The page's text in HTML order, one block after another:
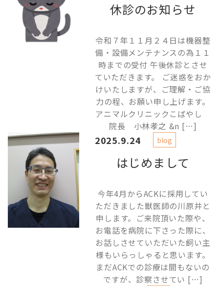
休診のお知らせ
令和７年１１月２４日は機器整
備・設備メンテナンスの為１１
時までの受付 午後休診とさせ
ていただきます。 ご迷惑をおか
けいたしますが、ご理解・ご協
力の程、お願い申し上げます。
アニマルクリニックこばやし
院長 小林孝之 &n […]
はじめまして
2025.9.24 blog
今年4月からACKに採用してい
ただきました獣医師の川原井と
申します。ご来院頂いた際や、
お電話を病院に下さった際に、
お話しさせていただいた飼い主
様もいらっしゃると思います。
まだACKでの診療は間もないの
ですが、診察させてい […]